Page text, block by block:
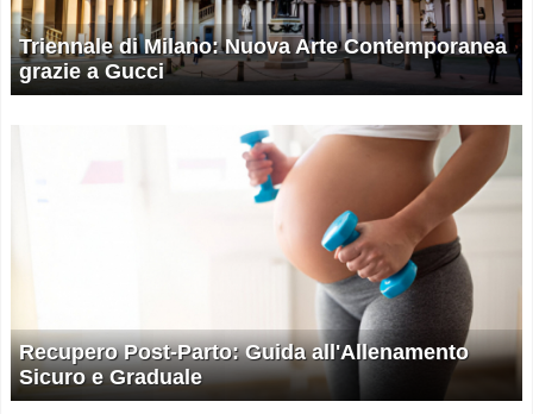
Triennale di Milano: Nuova Arte Contemporanea
grazie a Gucci
Recupero Post-Parto: Guida all'Allenamento
Sicuro e Graduale